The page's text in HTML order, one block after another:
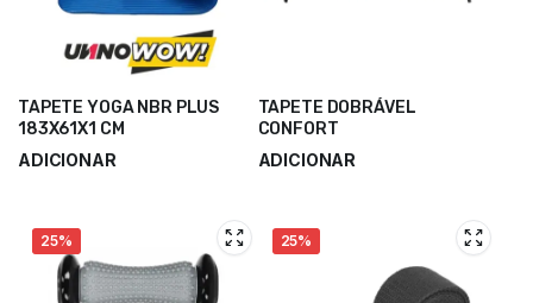
TAPETE YOGA NBR PLUS
183X61X1 CM
ADICIONAR
TAPETE DOBRÁVEL
CONFORT
ADICIONAR
25% 25%